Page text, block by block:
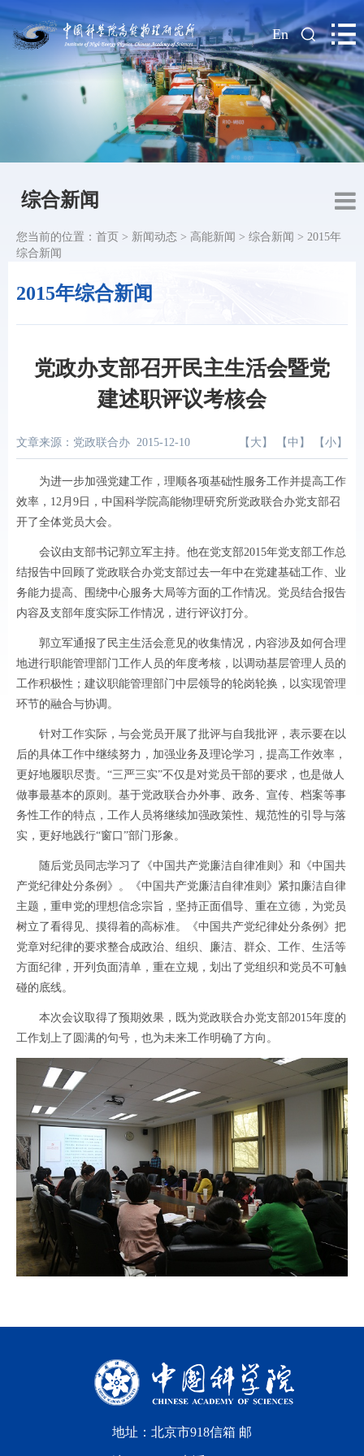
| En
综合新闻
2015年综合新闻
您当前的位置： 首页 > 新闻动态 > 高能新闻 > 综合新闻 > 2015年
综合新闻
党政办支部召开民主生活会暨党
建述职评议考核会
文章来源：党政联合办 2015-12-10 【 大 】 【 中 】 【 小 】
为进一步加强党建工作，理顺各项基础性服务工作并提高工作
效率， 12月 9 日，中国科学院高能物理研究所党政联合办党支部召
开了全体党员大会。
会议由支部书记郭立军主持。他在党支部2015年党支部工作总
结报告中回顾了党政联合办党支部过去一年中在党建基础工作、业
务能力提高、围绕中心服务大局等方面的工作情况。党员结合报告
内容及支部年度实际工作情况，进行评议打分。
郭立军通报了民主生活会意见的收集情况，内容涉及如何合理
地进行职能管理部门工作人员的年度考核，以调动基层管理人员的
工作积极性；建议职能管理部门中层领导的轮岗轮换，以实现管理
环节的融合与协调。
针对工作实际，与会党员开展了批评与自我批评，表示要在以
后的具体工作中继续努力，加强业务及理论学习，提高工作效率，
更好地履职尽责。“三严三实”不仅是对党员干部的要求，也是做人
做事最基本的原则。基于党政联合办外事、政务、宣传、档案等事
务性工作的特点，工作人员将继续加强政策性、规范性的引导与落
实，更好地践行“窗口”部门形象。
随后党员同志学习了《中国共产党廉洁自律准则》和《中国共
产党纪律处分条例》。《中国共产党廉洁自律准则》紧扣廉洁自律
主题，重申党的理想信念宗旨，坚持正面倡导、重在立德，为党员
树立了看得见、摸得着的高标准。《中国共产党纪律处分条例》把
党章对纪律的要求整合成政治、组织、廉洁、群众、工作、生活等
方面纪律，开列负面清单，重在立规，划出了党组织和党员不可触
碰的底线。
本次会议取得了预期效果，既为党政联合办党支部2015年度的
工作划上了圆满的句号，也为未来工作明确了方向。
地址：北京市918信箱 邮